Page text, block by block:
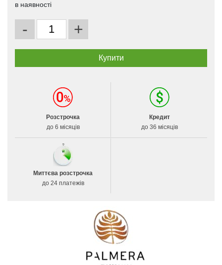
в наявності
- +
Розстрочка
до 6 місяців
Кредит
до 36 місяців
Миттєва розстрочка
до 24 платежів